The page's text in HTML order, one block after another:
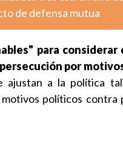
de defensa mutua
para considerar
por
ajustan a la política
políticos contra